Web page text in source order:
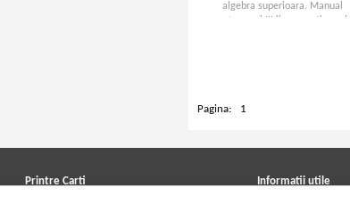
algebra superioara. Manual
pentru anul III liceu, sectia reala
Pagina: 1
Printre Carti Informatii utile